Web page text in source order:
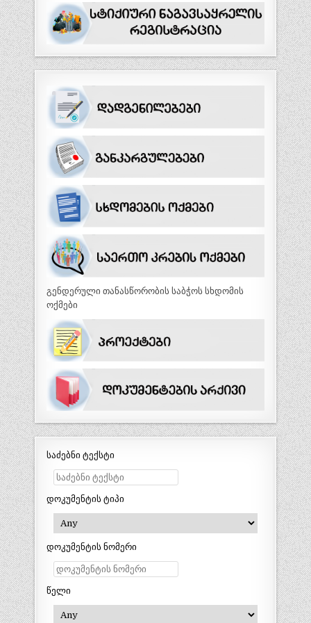
გენდერული თანასწორობის საბჭოს სხდომის
ოქმები
საძებნი ტექსტი
დოკუმენტის ტიპი
დოკუმენტის ნომერი
წელი